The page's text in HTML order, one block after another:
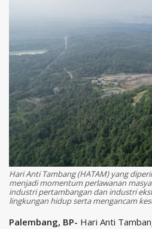
Hari Anti Tambang (HATAM) yang
menjadi momentum perlawanan
industri pertambangan dan industri
lingkungan hidup serta mengancam
Palembang, BP- Hari Anti